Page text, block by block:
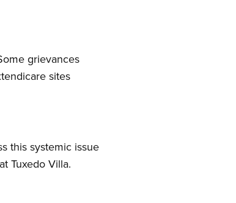
grievances
sites
this systemic issue
Tuxedo Villa.